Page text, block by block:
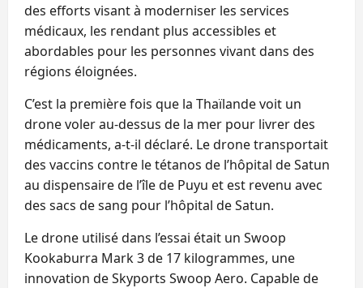
des efforts visant à moderniser les services
médicaux, les rendant plus accessibles et
abordables pour les personnes vivant dans des
régions éloignées.
C’est la première fois que la Thaïlande voit un
drone voler au-dessus de la mer pour livrer des
médicaments, a-t-il déclaré. Le drone transportait
des vaccins contre le tétanos de l’hôpital de Satun
au dispensaire de l’île de Puyu et est revenu avec
des sacs de sang pour l’hôpital de Satun.
Le drone utilisé dans l’essai était un Swoop
Kookaburra Mark 3 de 17 kilogrammes, une
innovation de Skyports Swoop Aero. Capable de